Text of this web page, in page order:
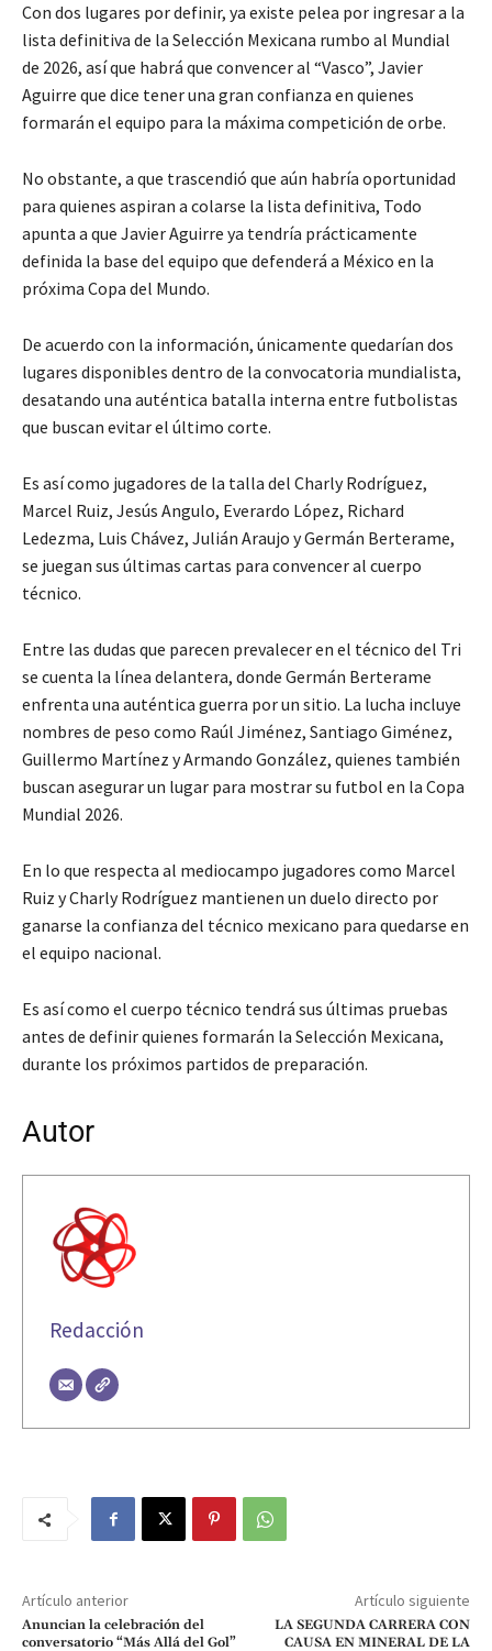
Con dos lugares por definir, ya existe pelea por ingresar a la
lista definitiva de la Selección Mexicana rumbo al Mundial
de 2026, así que habrá que convencer al “Vasco”, Javier
Aguirre que dice tener una gran confianza en quienes
formarán el equipo para la máxima competición de orbe.
No obstante, a que trascendió que aún habría oportunidad
para quienes aspiran a colarse la lista definitiva, Todo
apunta a que Javier Aguirre ya tendría prácticamente
definida la base del equipo que defenderá a México en la
próxima Copa del Mundo.
De acuerdo con la información, únicamente quedarían dos
lugares disponibles dentro de la convocatoria mundialista,
desatando una auténtica batalla interna entre futbolistas
que buscan evitar el último corte.
Es así como jugadores de la talla del Charly Rodríguez,
Marcel Ruiz, Jesús Angulo, Everardo López, Richard
Ledezma, Luis Chávez, Julián Araujo y Germán Berterame,
se juegan sus últimas cartas para convencer al cuerpo
técnico.
Entre las dudas que parecen prevalecer en el técnico del Tri
se cuenta la línea delantera, donde Germán Berterame
enfrenta una auténtica guerra por un sitio. La lucha incluye
nombres de peso como Raúl Jiménez, Santiago Giménez,
Guillermo Martínez y Armando González, quienes también
buscan asegurar un lugar para mostrar su futbol en la Copa
Mundial 2026.
En lo que respecta al mediocampo jugadores como Marcel
Ruiz y Charly Rodríguez mantienen un duelo directo por
ganarse la confianza del técnico mexicano para quedarse en
el equipo nacional.
Es así como el cuerpo técnico tendrá sus últimas pruebas
antes de definir quienes formarán la Selección Mexicana,
durante los próximos partidos de preparación.
Autor
Redacción
Artículo anterior
Anuncian la celebración del
conversatorio “Más Allá del Gol”
Artículo siguiente
LA SEGUNDA CARRERA CON
CAUSA EN MINERAL DE LA